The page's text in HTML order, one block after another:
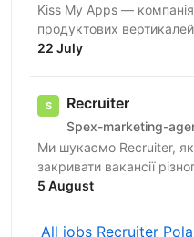
Kiss My Apps —
продуктових
120+ мільйонів
22 July
Recruiter
Spex-marketing-
Ми шукаємо Recruiter,
закривати вакансії
лінійних позицій до
5 August
All jobs Recruiter